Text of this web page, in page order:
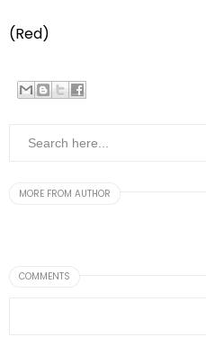
(Red)
MORE FROM AUTHOR
COMMENTS